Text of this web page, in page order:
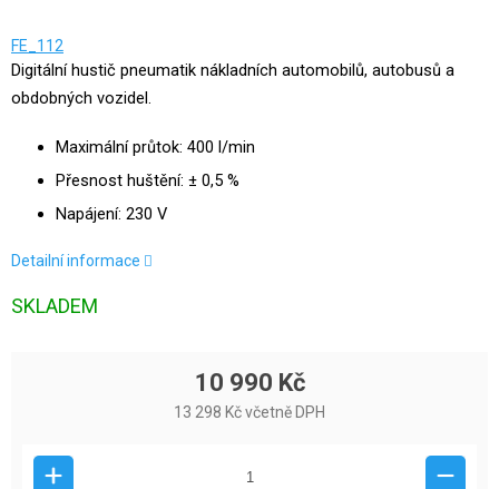
FE_112
Digitální hustič pneumatik nákladních automobilů, autobusů a
obdobných vozidel.
Maximální průtok: 400 l/min
Přesnost huštění: ± 0,5 %
Napájení: 230 V
Detailní informace
SKLADEM
10 990 Kč
13 298 Kč včetně DPH